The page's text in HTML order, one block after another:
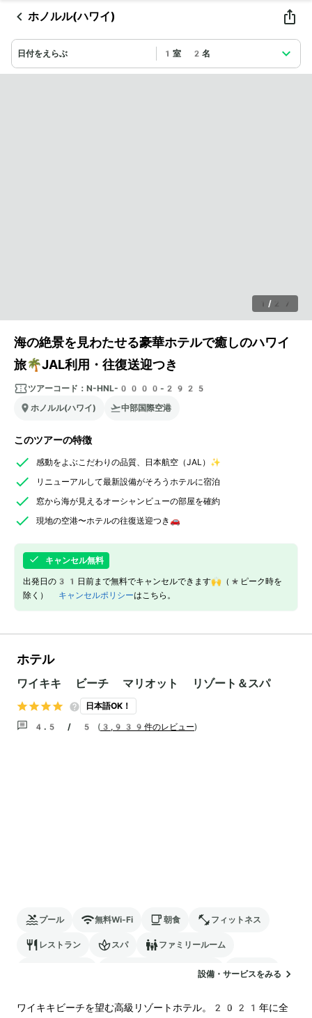
ホノルル(ハワイ)
日付をえらぶ 1室 2名
1 / 27
海の絶景を見わたせる豪華ホテルで癒しのハワイ
旅🌴JAL利用・往復送迎つき
ツアーコード： N-HNL-0000-2925
ホノルル(ハワイ)
中部国際空港
このツアーの特徴
感動をよぶこだわりの品質、日本航空（JAL）✨
リニューアルして最新設備がそろうホテルに宿泊
窓から海が見えるオーシャンビューの部屋を確約
現地の空港〜ホテルの往復送迎つき🚗
キャンセル無料
出発日の31日前まで無料でキャンセルできます🙌（*ピーク時を
除く） キャンセルポリシーはこちら。
ホテル
ワイキキ ビーチ マリオット リゾート＆スパ
日本語OK！
4.5 / 5 ( 3,939件のレビュー)
プール 無料Wi-Fi 朝食 フィットネス
レストラン スパ ファミリールーム
24時間対応のフロント 駐車場
設備・サービスをみる
ワイキキビーチを望む高級リゾートホテル。2021年に全